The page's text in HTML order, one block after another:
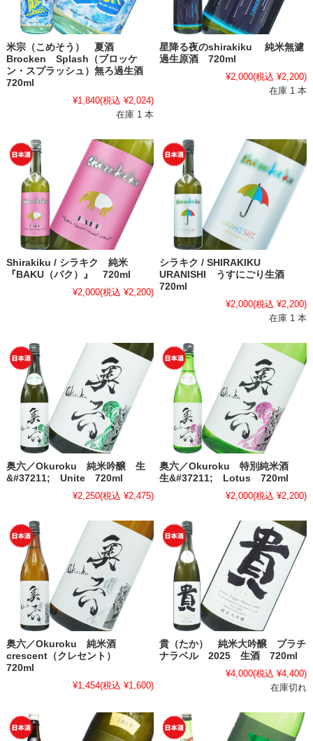
米宗（こめそう） 夏酒
Brocken Splash（ブロッケ
ン・スプラッシュ）無ろ過生酒
720ml
¥1,840(税込 ¥2,024)
在庫 1 本
星降る夜のshirakiku 純米無濾
過生原酒 720ml
¥2,000(税込 ¥2,200)
在庫 1 本
Shirakiku / シラキク 純米
『BAKU（バク）』 720ml
¥2,000(税込 ¥2,200)
シラキク / SHIRAKIKU
URANISHI うすにごり生酒
720ml
¥2,000(税込 ¥2,200)
在庫 1 本
奥六／Okuroku 純米吟醸 生
&#37211; Unite 720ml
¥2,250(税込 ¥2,475)
奥六／Okuroku 特別純米酒
生&#37211; Lotus 720ml
¥2,000(税込 ¥2,200)
奥六／Okuroku 純米酒
crescent（クレセント）
720ml
¥1,454(税込 ¥1,600)
貴（たか） 純米大吟醸 プラチ
ナラベル 2025 生酒 720ml
¥4,000(税込 ¥4,400)
在庫切れ